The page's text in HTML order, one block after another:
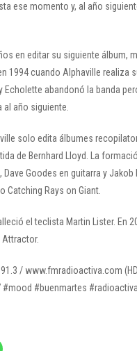
ese momento y, al año
en editar su siguiente álbum,
1994 cuando Alphaville realiza
Echolette abandonó la banda
año siguiente.
solo edita álbumes
de Bernhard Lloyd. La
Goodes en guitarra y
Catching Rays on Giant.
el teclista Martin Lister. En
/ www.fmradioactiva.com
#buenmartes
Haz